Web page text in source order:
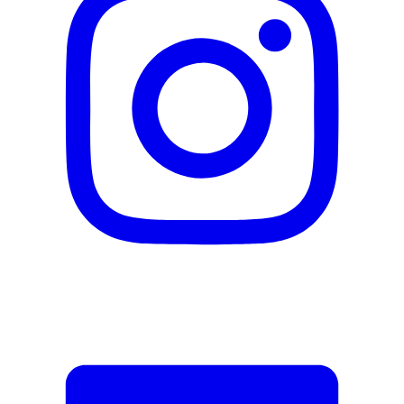
FR_Demarrage-Rapide
Signaler une erreur
Description
Adresse e-mail (facultatif)
Fermer le formulaire
Signaler des données erronées